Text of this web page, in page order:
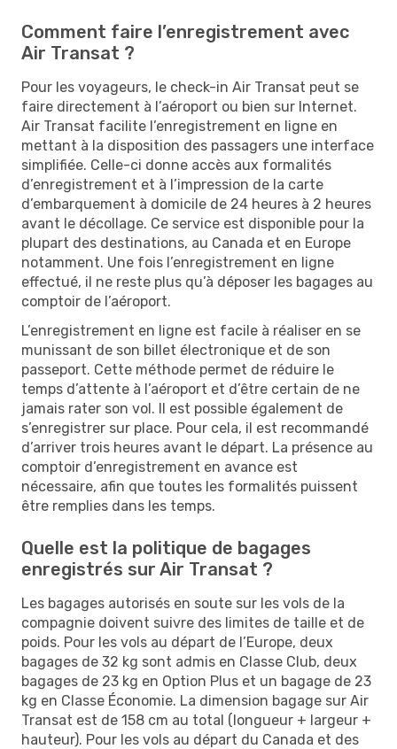
Comment faire l’enregistrement avec
Air Transat ?
Pour les voyageurs, le check-in Air Transat peut se
faire directement à l’aéroport ou bien sur Internet.
Air Transat facilite l’enregistrement en ligne en
mettant à la disposition des passagers une interface
simplifiée. Celle-ci donne accès aux formalités
d’enregistrement et à l’impression de la carte
d’embarquement à domicile de 24 heures à 2 heures
avant le décollage. Ce service est disponible pour la
plupart des destinations, au Canada et en Europe
notamment. Une fois l’enregistrement en ligne
effectué, il ne reste plus qu’à déposer les bagages au
comptoir de l’aéroport.
L’enregistrement en ligne est facile à réaliser en se
munissant de son billet électronique et de son
passeport. Cette méthode permet de réduire le
temps d’attente à l’aéroport et d’être certain de ne
jamais rater son vol. Il est possible également de
s’enregistrer sur place. Pour cela, il est recommandé
d’arriver trois heures avant le départ. La présence au
comptoir d’enregistrement en avance est
nécessaire, afin que toutes les formalités puissent
être remplies dans les temps.
Quelle est la politique de bagages
enregistrés sur Air Transat ?
Les bagages autorisés en soute sur les vols de la
compagnie doivent suivre des limites de taille et de
poids. Pour les vols au départ de l’Europe, deux
bagages de 32 kg sont admis en Classe Club, deux
bagages de 23 kg en Option Plus et un bagage de 23
kg en Classe Économie. La dimension bagage sur Air
Transat est de 158 cm au total (longueur + largeur +
hauteur). Pour les vols au départ du Canada et des